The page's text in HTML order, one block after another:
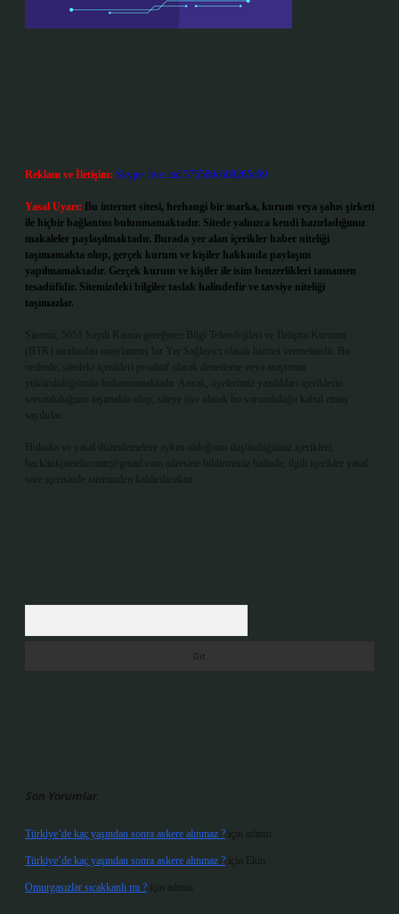
Reklam ve İletişim: Skype: live:.cid.575569c608265c69
Yasal Uyarı: Bu internet sitesi, herhangi bir marka, kurum veya şahıs şirketi
ile hiçbir bağlantısı bulunmamaktadır. Sitede yalnızca kendi hazırladığımız
makaleler paylaşılmaktadır. Burada yer alan içerikler haber niteliği
taşımamakta olup, gerçek kurum ve kişiler hakkında paylaşım
yapılmamaktadır. Gerçek kurum ve kişiler ile isim benzerlikleri tamamen
tesadüfidir. Sitemizdeki bilgiler taslak halindedir ve tavsiye niteliği
taşımazlar.
Sitemiz, 5651 Sayılı Kanun gereğince Bilgi Teknolojileri ve İletişim Kurumu
(BTK) tarafından onaylanmış bir Yer Sağlayıcı olarak hizmet vermektedir. Bu
nedenle, sitedeki içerikleri proaktif olarak denetleme veya araştırma
yükümlülüğümüz bulunmamaktadır. Ancak, üyelerimiz yazdıkları içeriklerin
sorumluluğunu taşımakta olup, siteye üye olarak bu sorumluluğu kabul etmiş
sayılırlar.
Hukuka ve yasal düzenlemelere aykırı olduğunu düşündüğünüz içerikleri,
backlinkpanelicomtr@gmail.com
adresine bildirmeniz halinde, ilgili içerikler yasal
süre içerisinde sitemizden kaldırılacaktır.
Son Yorumlar
Türkiye’de kaç yaşından sonra askere alınmaz ? için admin
Türkiye’de kaç yaşından sonra askere alınmaz ? için Ekin
Omurgasızlar sıcakkanlı mı ? için admin